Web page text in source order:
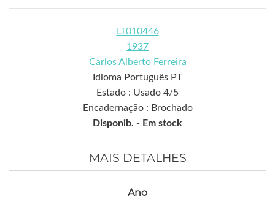
LT010446
1937
Carlos Alberto Ferreira
Idioma Português PT
Estado : Usado 4/5
Encadernação : Brochado
Disponib. - Em stock
MAIS DETALHES
Ano